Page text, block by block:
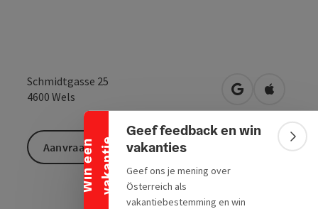
W
i
n
e
e
n
v
a
k
a
n
t
ie
Banner inklappen
Geef feedback en win
vakanties
Geef ons je mening over
Österreich als
vakantiebestemming en win
Schmidtgasse 25
4600 Wels Openen inOpenen
Aanvraag versturen